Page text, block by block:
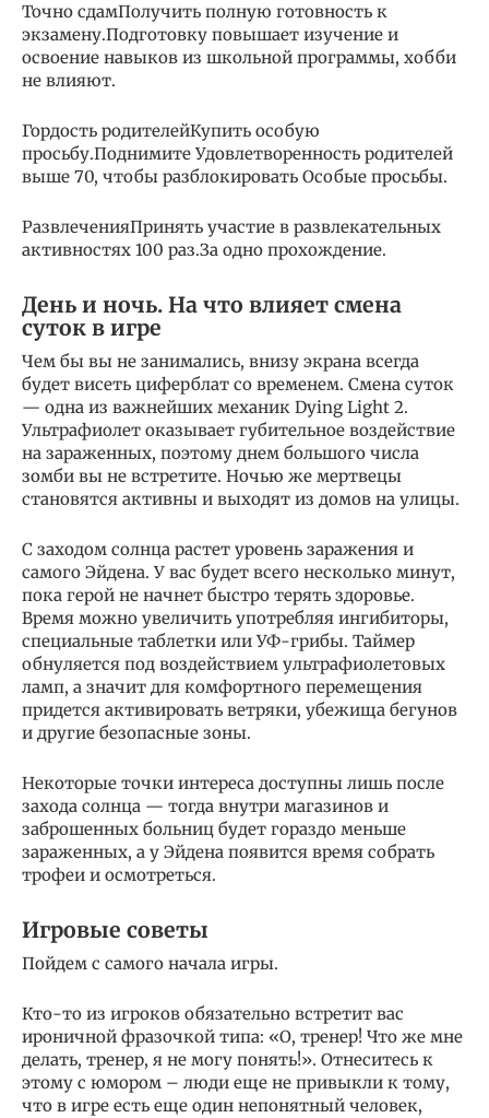
Точно сдамПолучить полную готовность к
экзамену.Подготовку повышает изучение и
освоение навыков из школьной программы, хобби
не влияют.
Гордость родителейКупить особую
просьбу.Поднимите Удовлетворенность родителей
выше 70, чтобы разблокировать Особые просьбы.
РазвлеченияПринять участие в развлекательных
активностях 100 раз.За одно прохождение.
День и ночь. На что влияет смена
суток в игре
Чем бы вы не занимались, внизу экрана всегда
будет висеть циферблат со временем. Смена суток
— одна из важнейших механик Dying Light 2.
Ультрафиолет оказывает губительное воздействие
на зараженных, поэтому днем большого числа
зомби вы не встретите. Ночью же мертвецы
становятся активны и выходят из домов на улицы.
С заходом солнца растет уровень заражения и
самого Эйдена. У вас будет всего несколько минут,
пока герой не начнет быстро терять здоровье.
Время можно увеличить употребляя ингибиторы,
специальные таблетки или УФ-грибы. Таймер
обнуляется под воздействием ультрафиолетовых
ламп, а значит для комфортного перемещения
придется активировать ветряки, убежища бегунов
и другие безопасные зоны.
Некоторые точки интереса доступны лишь после
захода солнца — тогда внутри магазинов и
заброшенных больниц будет гораздо меньше
зараженных, а у Эйдена появится время собрать
трофеи и осмотреться.
Игровые советы
Пойдем с самого начала игры.
Кто-то из игроков обязательно встретит вас
ироничной фразочкой типа: «О, тренер! Что же мне
делать, тренер, я не могу понять!». Отнеситесь к
этому с юмором – люди еще не привыкли к тому,
что в игре есть еще один непонятный человек,